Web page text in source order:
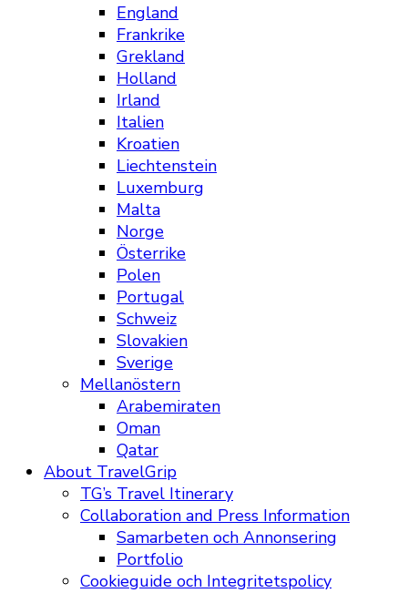
England
Frankrike
Grekland
Holland
Irland
Italien
Kroatien
Liechtenstein
Luxemburg
Malta
Norge
Österrike
Polen
Portugal
Schweiz
Slovakien
Sverige
Mellanöstern
Arabemiraten
Oman
Qatar
About TravelGrip
TG’s Travel Itinerary
Collaboration and Press Information
Samarbeten och Annonsering
Portfolio
Cookieguide och Integritetspolicy